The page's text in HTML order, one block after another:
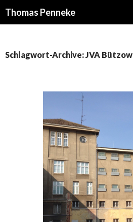
Thomas Penneke
Schlagwort-Archive: JVA Bützow